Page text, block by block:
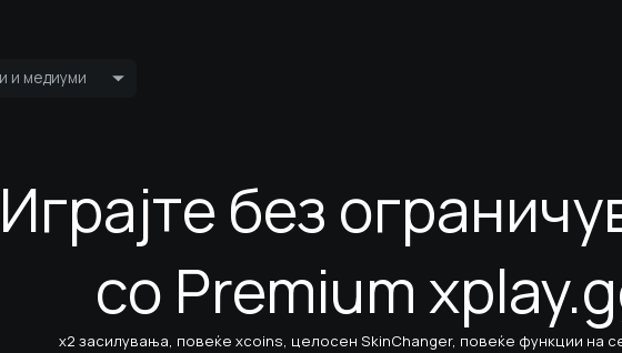
и медиуми
Најавете се преку Steam
без
со Premium
x2 засилувања, повеќе xcoins, целосен SkinChanger, повеќе функции на